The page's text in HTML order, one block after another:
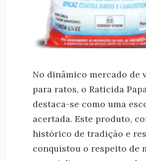
No dinâmico mercado de
para ratos, o Raticida
destaca-se como uma
acertada. Este produto,
histórico de tradição e
conquistou o respeito de